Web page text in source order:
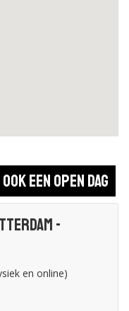
een open dag
-
en online)